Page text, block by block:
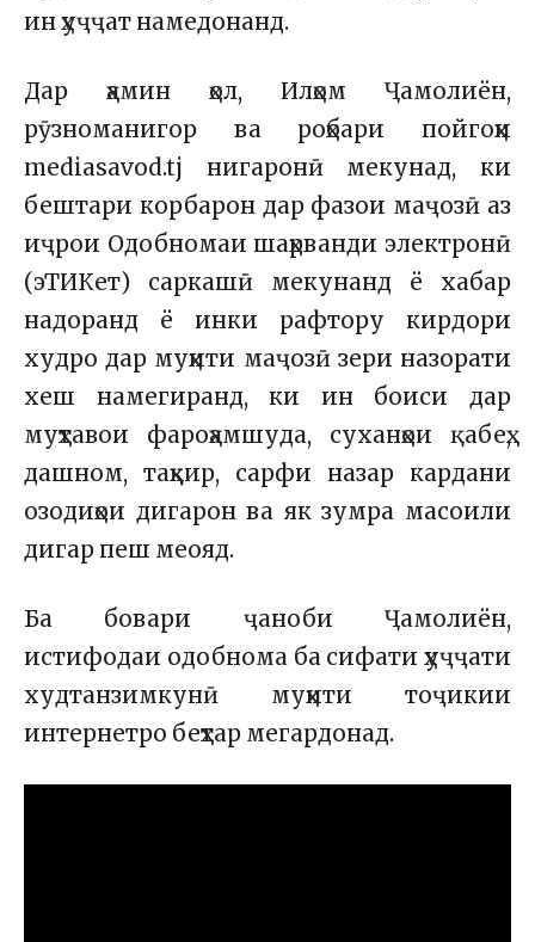
ин ҳуҷҷат намедонанд.
Дар ҳамин ҳол, Илҳом Ҷамолиён,
рӯзноманигор ва роҳбари пойгоҳи
mediasavod.tj нигаронӣ мекунад, ки
бештари корбарон дар фазои маҷозӣ аз
иҷрои Одобномаи шаҳрванди электронӣ
(эТИКет) саркашӣ мекунанд ё хабар
надоранд ё инки рафтору кирдори
худро дар муҳити маҷозӣ зери назорати
хеш намегиранд, ки ин боиси дар
муҳтавои фароҳамшуда, суханҳои қабеҳ,
дашном, таҳқир, сарфи назар кардани
озодиҳои дигарон ва як зумра масоили
дигар пеш меояд.
Ба бовари ҷаноби Ҷамолиён,
истифодаи одобнома ба сифати ҳуҷҷати
худтанзимкунӣ муҳити тоҷикии
интернетро беҳтар мегардонад.